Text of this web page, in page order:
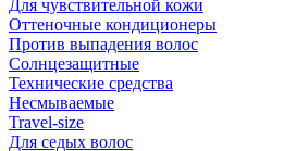
Для чувствительной кожи
Оттеночные кондиционеры
Против выпадения волос
Солнцезащитные
Технические средства
Несмываемые
Travel-size
Для седых волос